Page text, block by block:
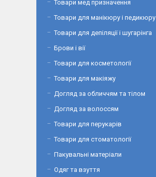
Товари мед призначення
Товари для манікюру і педикюру
Товари для депіляції і шугарінга
Брови і вії
Товари для косметології
Товари для макіяжу
Догляд за обличчям та тілом
Догляд за волоссям
Товари для перукарів
Товари для стоматології
Пакувальні матеріали
Одяг та взуття